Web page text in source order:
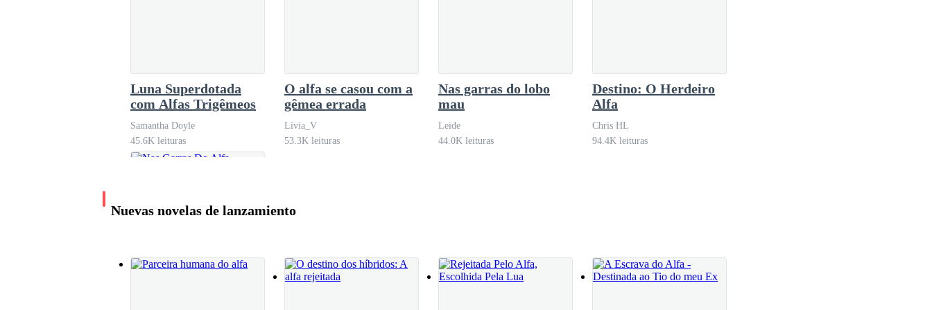
busca de ar, e eu sentia prazer ao ver a vida esvair-se de suas veias. Fui interrompido pela voz do meu beta Gabriel.
— Majestade, por favor, meu rei… — pediu Gabriel. Soltei Josué, que caiu tossindo. Afastei-me, permitindo que ele se recuperasse.
Luna Superdotada
com Alfas Trigêmeos
Samantha Doyle
45.6K leituras
O alfa se casou com a
gêmea errada
Lívia_V
53.3K leituras
Nas garras do lobo
mau
Leide
44.0K leituras
Destino: O Herdeiro
Alfa
Chris HL
94.4K leituras
Nuevas novelas de lanzamiento